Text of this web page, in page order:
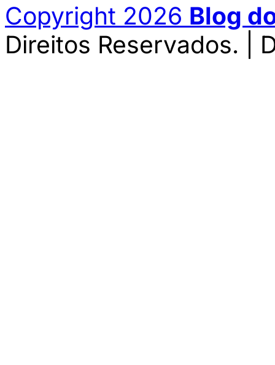
Copyright 2026 Blog
Direitos Reservados. |